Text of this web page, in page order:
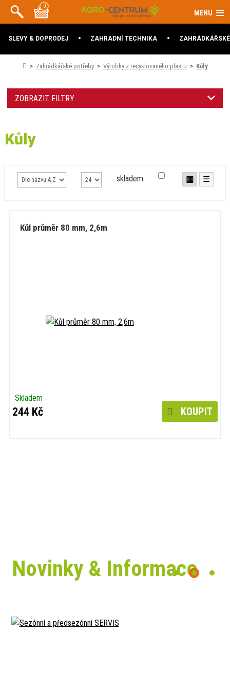
SLEVY & DOPRODEJ ZAHRADNÍ TECHNIKA
Zahrádkářské potřeby Výrobky z recyklovaného plastu Kůly
ZOBRAZIT FILTRY
Kůly
skladem ▦ ☰
Kůl průměr 80 mm, 2,6m
Skladem
244 Kč KOUPIT
Novinky & Informace
0
MENU